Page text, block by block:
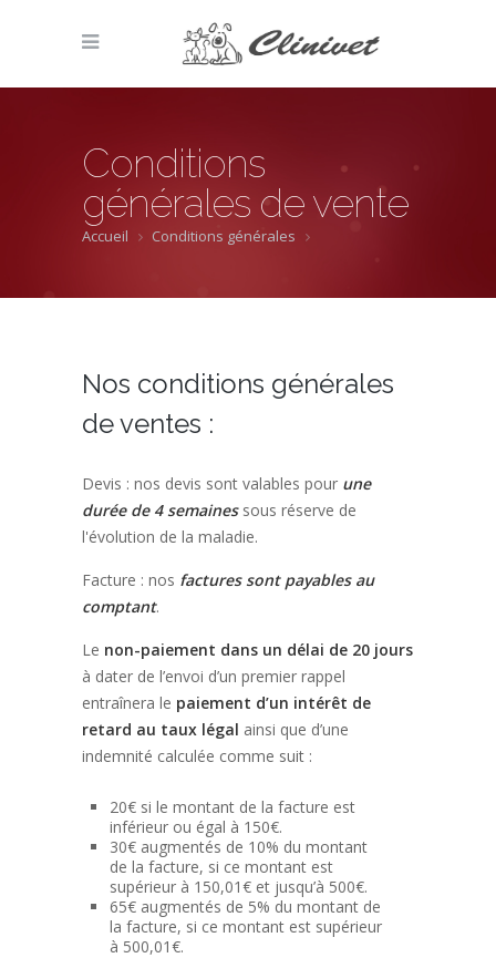
Conditions
générales de vente
Accueil Conditions générales
Nos conditions générales
de ventes :
Devis : nos devis sont valables pour une
durée de 4 semainessous réserve de
l'évolution de la maladie.
Facture : nos factures sont payables au
comptant.
Le non-paiement dans un délai de 20 jours
à dater de l’envoi d’un premier rappel
entraînera le paiement d’un intérêt de
retard au taux légal ainsi que d’une
indemnité calculée comme suit :
20€ si le montant de la facture est
inférieur ou égal à 150€.
30€ augmentés de 10% du montant
de la facture, si ce montant est
supérieur à 150,01€ et jusqu’à 500€.
65€ augmentés de 5% du montant de
la facture, si ce montant est supérieur
à 500,01€.